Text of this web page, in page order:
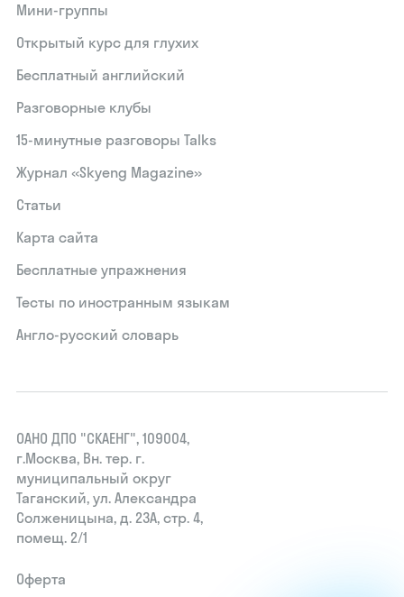
Мини-группы
Открытый курс для глухих
Бесплатный английский
Разговорные клубы
15‑минутные разговоры Talks
Журнал «Skyeng Magazine»
Статьи
Карта сайта
Бесплатные упражнения
Тесты по иностранным языкам
Англо-русский словарь
ОАНО ДПО "СКАЕНГ", 109004,
г.Москва, Вн. тер. г.
муниципальный округ
Таганский, ул. Александра
Солженицына, д. 23А, стр. 4,
помещ. 2/1
Оферта